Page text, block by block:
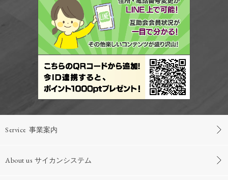
Service 事業案内
About us サイカンシステム